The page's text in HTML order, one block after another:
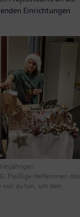
Einrichtungen
Fleißige Helferinnen des
voll zu tun, um den